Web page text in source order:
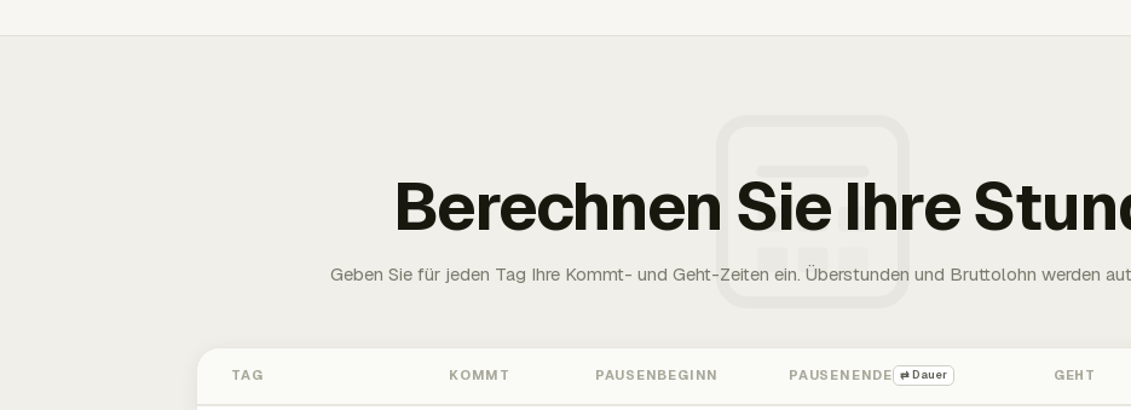
Berechnen Sie Ihre
Geben Sie für jeden Tag Ihre Kommt- und Geht-Zeiten ein. Überstunden und Bruttolohn werden
TAG KOMMT PAUSENBEGINN PAUSENENDE ⇄ Dauer GEHT